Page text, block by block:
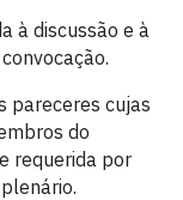
à discussão e à
pareceres cujas
do
requerida por